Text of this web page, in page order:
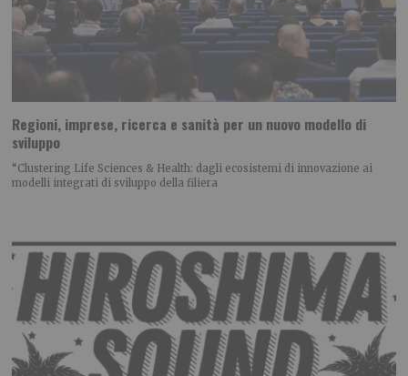
Regioni, imprese, ricerca e sanità per un nuovo modello di
sviluppo
“Clustering Life Sciences & Health: dagli ecosistemi di innovazione ai
modelli integrati di sviluppo della filiera